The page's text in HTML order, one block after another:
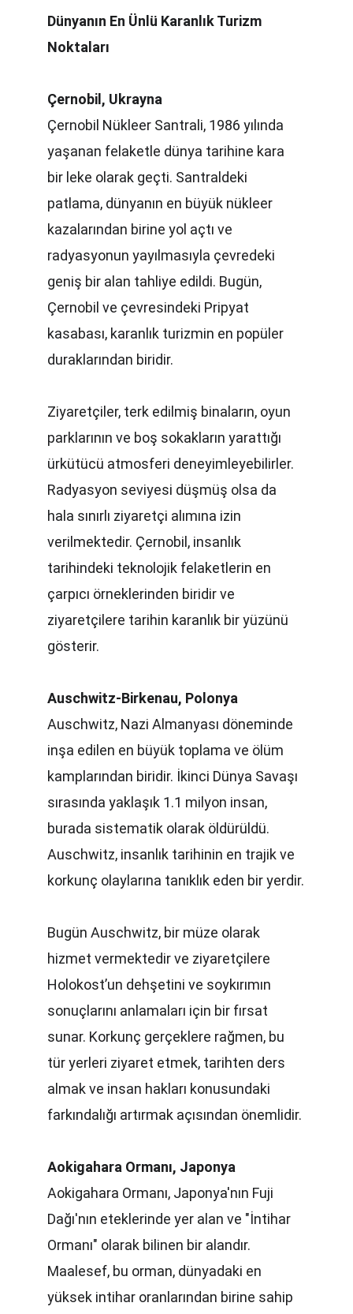
Dünyanın En Ünlü Karanlık Turizm
Noktaları
Çernobil, Ukrayna
Çernobil Nükleer Santrali, 1986 yılında
yaşanan felaketle dünya tarihine kara
bir leke olarak geçti. Santraldeki
patlama, dünyanın en büyük nükleer
kazalarından birine yol açtı ve
radyasyonun yayılmasıyla çevredeki
geniş bir alan tahliye edildi. Bugün,
Çernobil ve çevresindeki Pripyat
kasabası, karanlık turizmin en popüler
duraklarından biridir.
Ziyaretçiler, terk edilmiş binaların, oyun
parklarının ve boş sokakların yarattığı
ürkütücü atmosferi deneyimleyebilirler.
Radyasyon seviyesi düşmüş olsa da
hala sınırlı ziyaretçi alımına izin
verilmektedir. Çernobil, insanlık
tarihindeki teknolojik felaketlerin en
çarpıcı örneklerinden biridir ve
ziyaretçilere tarihin karanlık bir yüzünü
gösterir.
Auschwitz-Birkenau, Polonya
Auschwitz, Nazi Almanyası döneminde
inşa edilen en büyük toplama ve ölüm
kamplarından biridir. İkinci Dünya Savaşı
sırasında yaklaşık 1.1 milyon insan,
burada sistematik olarak öldürüldü.
Auschwitz, insanlık tarihinin en trajik ve
korkunç olaylarına tanıklık eden bir yerdir.
Bugün Auschwitz, bir müze olarak
hizmet vermektedir ve ziyaretçilere
Holokost’un dehşetini ve soykırımın
sonuçlarını anlamaları için bir fırsat
sunar. Korkunç gerçeklere rağmen, bu
tür yerleri ziyaret etmek, tarihten ders
almak ve insan hakları konusundaki
farkındalığı artırmak açısından önemlidir.
Aokigahara Ormanı, Japonya
Aokigahara Ormanı, Japonya'nın Fuji
Dağı'nın eteklerinde yer alan ve "İntihar
Ormanı" olarak bilinen bir alandır.
Maalesef, bu orman, dünyadaki en
yüksek intihar oranlarından birine sahip